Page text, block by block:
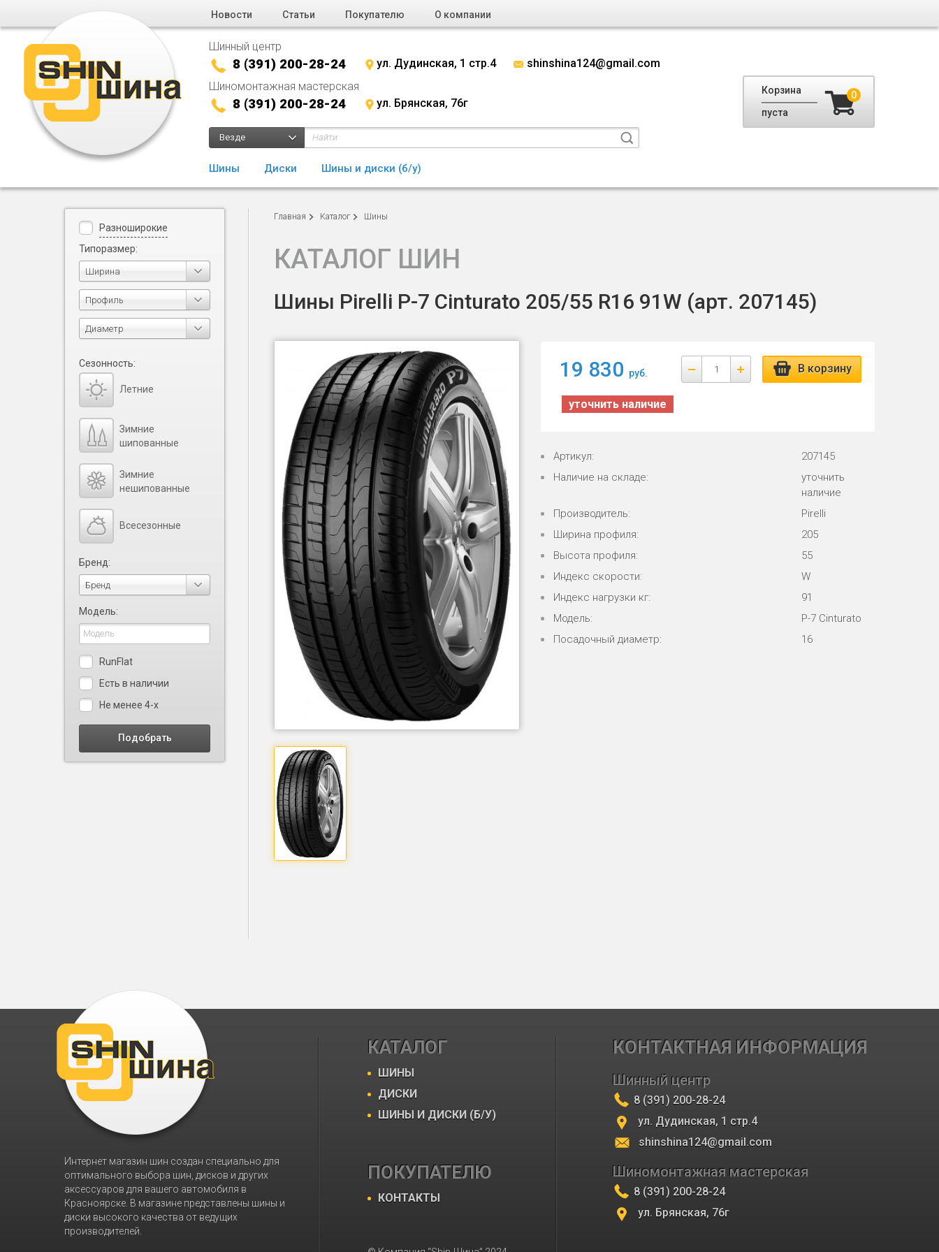
Новости Статьи Покупателю О компании
Шинный центр
8 (391) 200-28-24 ул. Дудинская, 1 стр.4
shinshina124@gmail.com
Шиномонтажная мастерская
8 (391) 200-28-24 ул. Брянская, 76г
Везде
Шины Диски Шины и диски (б/у)
Корзина
пуста
0
Главная Каталог Шины
КАТАЛОГ ШИН
Шины Pirelli P-7 Cinturato 205/55 R16 91W (арт. 207145)
19 830 руб. В корзину
уточнить наличие
Артикул:
207145
Наличие на складе:
уточнить
наличие
Производитель:
Pirelli
Ширина профиля:
205
Высота профиля:
55
Индекс скорости:
W
Индекс нагрузки кг:
91
Модель:
P-7 Cinturato
Посадочный диаметр:
16
Разноширокие
Типоразмер:
Ширина
Профиль
Диаметр
Сезонность:
Летние
Зимние
шипованные
Зимние
нешипованные
Всесезонные
Бренд:
Бренд
Модель:
RunFlat
Есть в наличии
Не менее 4-х
Интернет магазин шин создан специально для
оптимального выбора шин, дисков и других
аксессуаров для вашего автомобиля в
Красноярске. В магазине представлены шины и
диски высокого качества от ведущих
производителей.
КАТАЛОГ
ШИНЫ
ДИСКИ
ШИНЫ И ДИСКИ (Б/У)
ПОКУПАТЕЛЮ
КОНТАКТЫ
КОНТАКТНАЯ ИНФОРМАЦИЯ
Шинный центр
8 (391) 200-28-24
ул. Дудинская, 1 стр.4
shinshina124@gmail.com
Шиномонтажная мастерская
8 (391) 200-28-24
ул. Брянская, 76г